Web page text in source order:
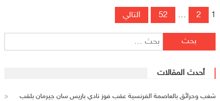
تصفّح المقالات
1
2
…
52 التالي
البحث عن:
أحدث المقالات
شغب وحرائق بالعاصمة الفرنسية عقب فوز نادي باريس سان جيرمان بلقب